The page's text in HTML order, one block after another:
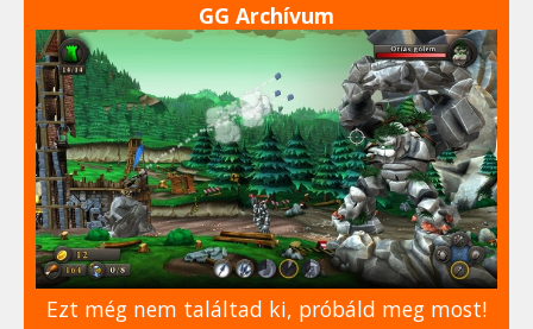
GG Archívum
Ezt még nem találtad ki, próbáld meg most!